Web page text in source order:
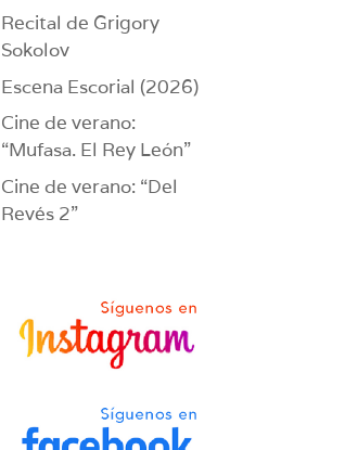
Recital de Grigory
Sokolov
Escena Escorial (2026)
Cine de verano:
“Mufasa. El Rey León”
Cine de verano: “Del
Revés 2”